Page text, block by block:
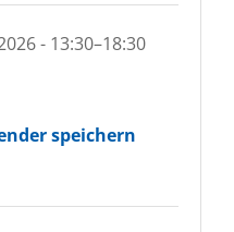
- 13:30–18:30
speichern